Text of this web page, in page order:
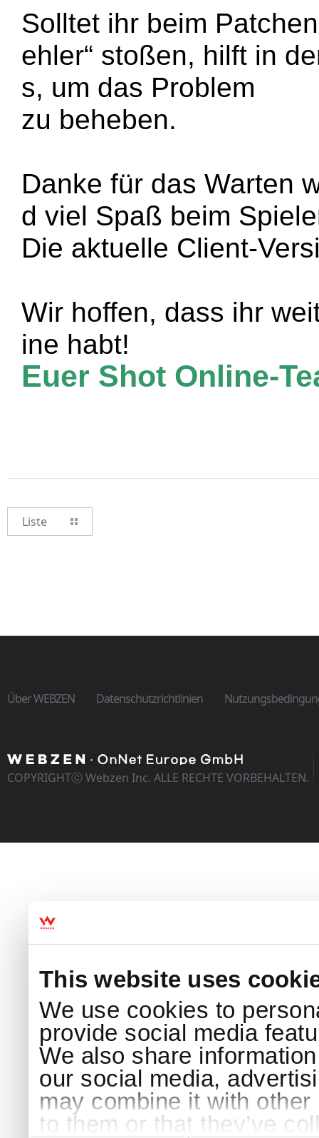
This website uses
We use cookies to
provide social media
We also share
our social media,
may combine it with
to them or that they’ve
Solltet ihr beim
ehler“ stoßen, hilft in
s, um das Problem
zu beheben.
Danke für das Warten
d viel Spaß beim
Die aktuelle Client-
Wir hoffen, dass ihr
ine habt!
Euer Shot Online-
Liste
Über WEBZEN Datenschutzrichtlinien
COPYRIGHTⓒ Webzen Inc. ALLE RECHTE VORBEHALTEN.